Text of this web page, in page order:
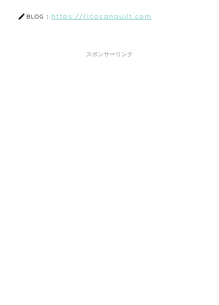
BLOG： https://ricosanquilt.com
スポンサーリンク